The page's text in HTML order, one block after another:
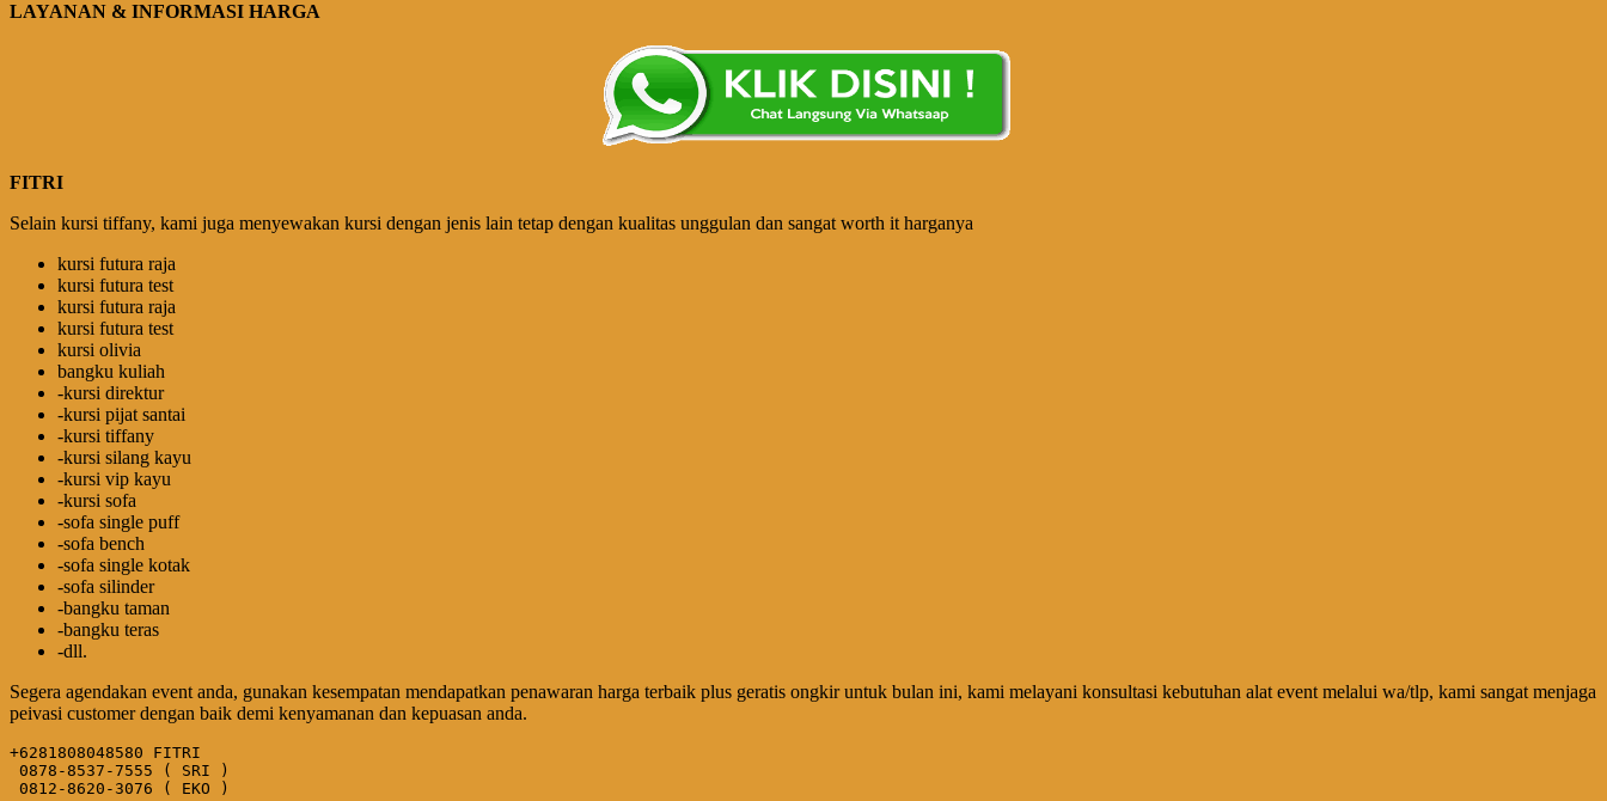
LAYANAN & INFORMASI HARGA
FITRI
Selain kursi tiffany, kami juga menyewakan kursi dengan jenis lain tetap dengan kualitas unggulan dan sangat worth it harganya
kursi futura raja
kursi futura test
kursi futura raja
kursi futura test
kursi olivia
bangku kuliah
-kursi direktur
-kursi pijat santai
-kursi tiffany
-kursi silang kayu
-kursi vip kayu
-kursi sofa
-sofa single puff
-sofa bench
-sofa single kotak
-sofa silinder
-bangku taman
-bangku teras
-dll.
Segera agendakan event anda, gunakan kesempatan mendapatkan penawaran harga terbaik plus geratis ongkir untuk bulan ini, kami melayani konsultasi kebutuhan alat event melalui wa/tlp, kami sangat menjaga
peivasi customer dengan baik demi kenyamanan dan kepuasan anda.
+6281808048580 FITRI
0878-8537-7555 ( SRI )
0812-8620-3076 ( EKO )